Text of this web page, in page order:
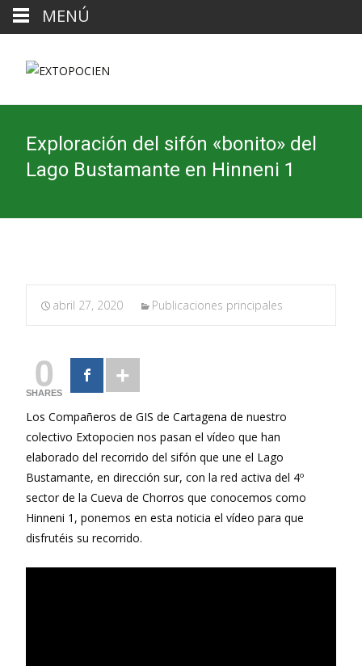
Exploración del sifón «bonito» del
Lago Bustamante en Hinneni 1
abril 27, 2020 Publicaciones principales
0
SHARES
Los Compañeros de GIS de Cartagena de nuestro
colectivo Extopocien nos pasan el vídeo que han
elaborado del recorrido del sifón que une el Lago
Bustamante, en dirección sur, con la red activa del 4º
sector de la Cueva de Chorros que conocemos como
Hinneni 1, ponemos en esta noticia el vídeo para que
disfrutéis su recorrido.
MENÚ